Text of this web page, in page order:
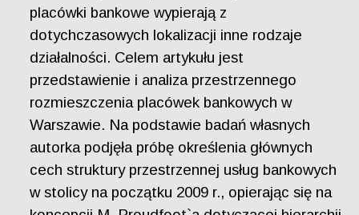
placówki bankowe wypierają z
dotychczasowych lokalizacji inne rodzaje
działalności. Celem artykułu jest
przedstawienie i analiza przestrzennego
rozmieszczenia placówek bankowych w
Warszawie. Na podstawie badań własnych
autorka podjęła próbę określenia głównych
cech struktury przestrzennej usług bankowych
w stolicy na początku 2009 r., opierając się na